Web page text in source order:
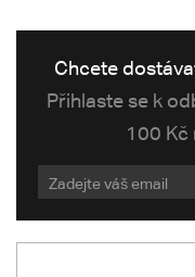
Chcete
Přihlaste se k
100 Kč